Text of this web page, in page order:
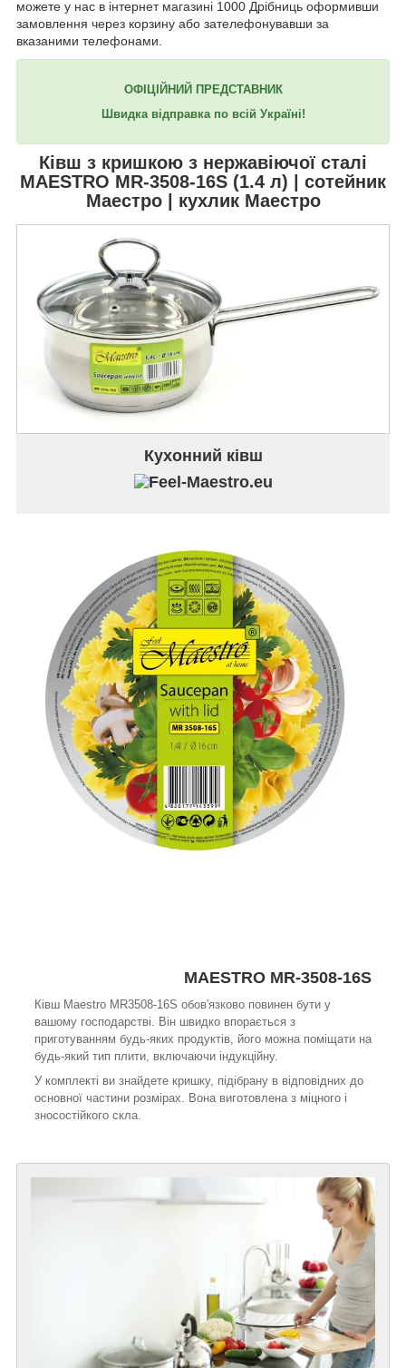
можете у нас в інтернет магазині 1000 Дрібниць оформивши
замовлення через корзину або зателефонувавши за
вказаними телефонами.
ОФІЦІЙНИЙ ПРЕДСТАВНИК
Швидка відправка по всій Україні!
Ківш з кришкою з нержавіючої сталі
MAESTRO MR-3508-16S (1.4 л) | сотейник
Маестро | кухлик Маестро
Кухонний ківш
MAESTRO MR-3508-16S
Ківш Maestro MR3508-16S обов'язково повинен бути у
вашому господарстві. Він швидко впорається з
приготуванням будь-яких продуктів, його можна поміщати на
будь-який тип плити, включаючи індукційну.
У комплекті ви знайдете кришку, підібрану в відповідних до
основної частини розмірах. Вона виготовлена з міцного і
зносостійкого скла.